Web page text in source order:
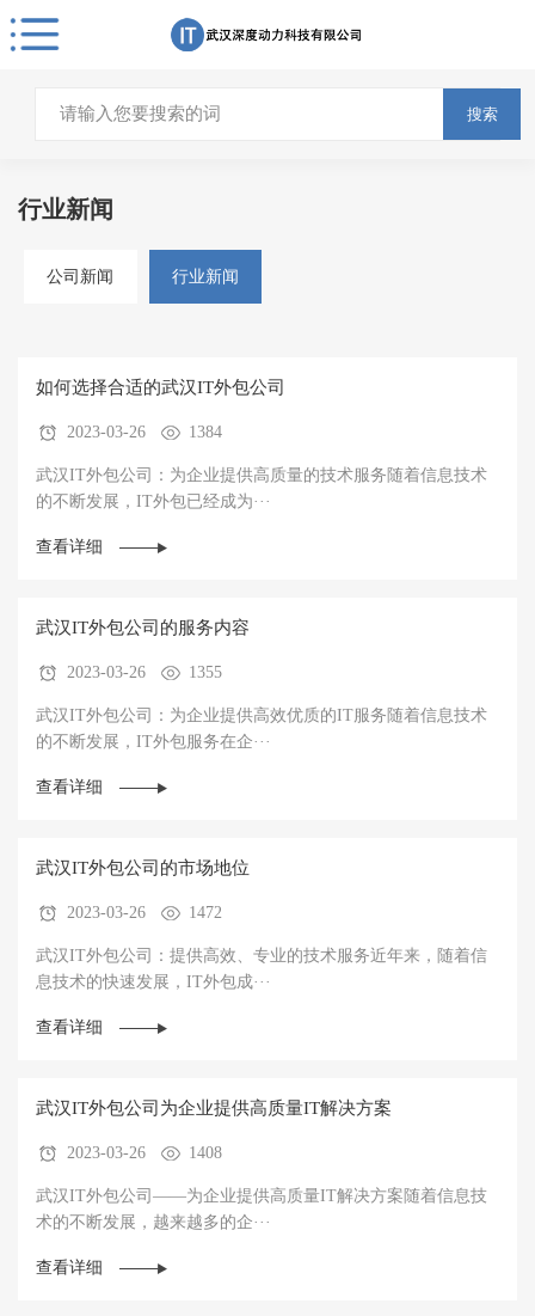
搜索
行业新闻
公司新闻 行业新闻
如何选择合适的武汉IT外包公司
2023-03-26 1384
武汉IT外包公司：为企业提供高质量的技术服务随着信息技术
的不断发展，IT外包已经成为···
查看详细
武汉IT外包公司的服务内容
2023-03-26 1355
武汉IT外包公司：为企业提供高效优质的IT服务随着信息技术
的不断发展，IT外包服务在企···
查看详细
武汉IT外包公司的市场地位
2023-03-26 1472
武汉IT外包公司：提供高效、专业的技术服务近年来，随着信
息技术的快速发展，IT外包成···
查看详细
武汉IT外包公司为企业提供高质量IT解决方案
2023-03-26 1408
武汉IT外包公司——为企业提供高质量IT解决方案随着信息技
术的不断发展，越来越多的企···
查看详细